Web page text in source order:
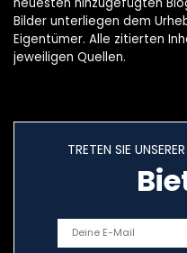
Bilder unterliegen dem
Eigentümer. Alle zitierten
jeweiligen Quellen.
TRETEN SIE